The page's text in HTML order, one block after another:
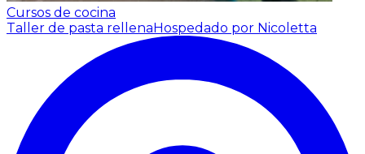
Cursos de cocina
Taller de pasta rellenaHospedado por Nicoletta